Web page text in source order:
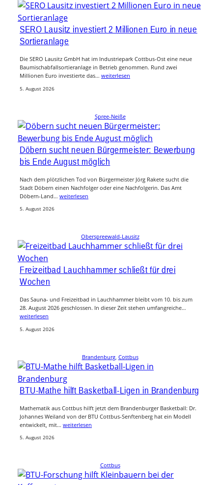
SERO Lausitz investiert 2 Millionen Euro in neue
Sortieranlage
Die SERO Lausitz GmbH hat im Industriepark Cottbus-Ost eine neue
Baumischabfallsortieranlage in Betrieb genommen. Rund zwei
Millionen Euro investierte das… weiterlesen
5. August 2026
Spree-Neiße
Döbern sucht neuen Bürgermeister: Bewerbung
bis Ende August möglich
Nach dem plötzlichen Tod von Bürgermeister Jörg Rakete sucht die
Stadt Döbern einen Nachfolger oder eine Nachfolgerin. Das Amt
Döbern-Land… weiterlesen
5. August 2026
Oberspreewald-Lausitz
Freizeitbad Lauchhammer schließt für drei
Wochen
Das Sauna- und Freizeitbad in Lauchhammer bleibt vom 10. bis zum
28. August 2026 geschlossen. In dieser Zeit stehen umfangreiche…
weiterlesen
5. August 2026
Brandenburg, Cottbus
BTU-Mathe hilft Basketball-Ligen in Brandenburg
Mathematik aus Cottbus hilft jetzt dem Brandenburger Basketball: Dr.
Johannes Weiland von der BTU Cottbus-Senftenberg hat ein Modell
entwickelt, mit… weiterlesen
5. August 2026
Cottbus